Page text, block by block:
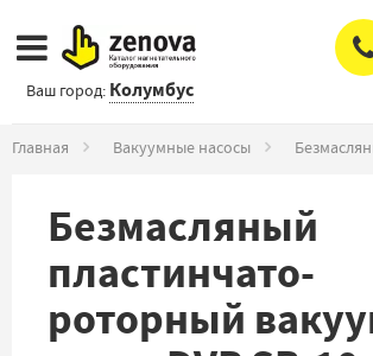
Ваш город: Колумбус
Главная Вакуумные насосы
Безмасляный
пластинчато-
роторный